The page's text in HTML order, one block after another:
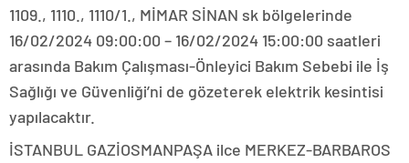
1109., 1110., 1110/1., MİMAR SİNAN sk bölgelerinde
16/02/2024 09:00:00 – 16/02/2024 15:00:00 saatleri
arasında Bakım Çalışması-Önleyici Bakım Sebebi ile İş
Sağlığı ve Güvenliği’ni de gözeterek elektrik kesintisi
yapılacaktır.
İSTANBUL GAZİOSMANPAŞA ilce MERKEZ-BARBAROS